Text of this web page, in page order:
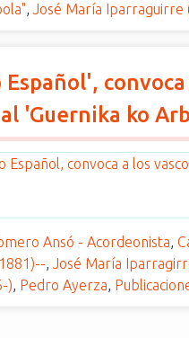
,José María Iparraguirre
Español',
'Guernika ko
Ansó - Acordeonista,
,José María
), Pedro Ayerza,